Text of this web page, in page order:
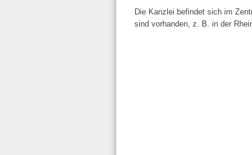
Die Kanzlei befindet sich im
sind vorhanden, z. B. in der